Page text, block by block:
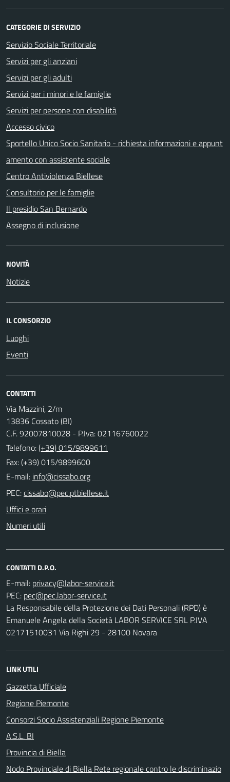
CATEGORIE DI SERVIZIO
Servizio Sociale Territoriale
Servizi per gli anziani
Servizi per gli adulti
Servizi per i minori e le famiglie
Servizi per persone con disabilità
Accesso civico
Sportello Unico Socio Sanitario - richiesta informazioni e appunt
amento con assistente sociale
Centro Antiviolenza Biellese
Consultorio per le famiglie
Il presidio San Bernardo
Assegno di inclusione
NOVITÀ
Notizie
IL CONSORZIO
Luoghi
Eventi
CONTATTI
Via Mazzini, 2/m
13836 Cossato (BI)
C.F. 92007810028 - P.Iva: 02116760022
Telefono:(+39) 015/9899611
Fax: (+39) 015/9899600
E-mail:
PEC:
Uffici e orari
Numeri utili
CONTATTI D.P.O.
E-mail:
PEC:
La Responsabile della Protezione dei Dati Personali (RPD) è
Emanuele Angela della Società LABOR SERVICE SRL P.IVA
02171510031 Via Righi 29 - 28100 Novara
LINK UTILI
Gazzetta Ufficiale
Regione Piemonte
Consorzi Socio Assistenziali Regione Piemonte
A.S.L. BI
Provincia di Biella
Nodo Provinciale di Biella Rete regionale contro le discriminazio